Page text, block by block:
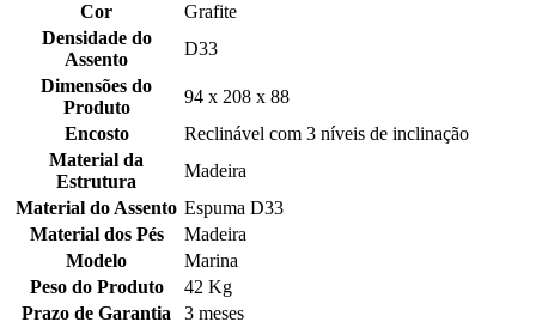
Cor
Grafite
Densidade do
Assento
D33
Dimensões do
Produto
94 x 208 x 88
Encosto
Reclinável com 3 níveis de inclinação
Material da
Estrutura
Madeira
Material do Assento Espuma D33
Material dos Pés
Madeira
Modelo
Marina
Peso do Produto
42 Kg
Prazo de Garantia
3 meses